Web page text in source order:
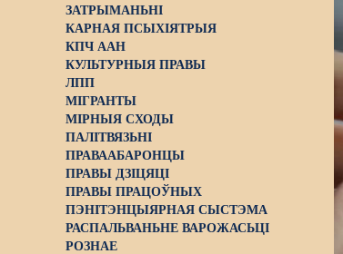
ЗАТРЫМАНЬНІ
КАРНАЯ ПСЫХІЯТРЫЯ
КПЧ ААН
КУЛЬТУРНЫЯ ПРАВЫ
ЛПП
МІГРАНТЫ
МІРНЫЯ СХОДЫ
ПАЛІТВЯЗЬНІ
ПРАВААБАРОНЦЫ
ПРАВЫ ДЗІЦЯЦІ
ПРАВЫ ПРАЦОЎНЫХ
ПЭНІТЭНЦЫЯРНАЯ СЫСТЭМА
РАСПАЛЬВАНЬНЕ ВАРОЖАСЬЦІ
РОЗНАЕ